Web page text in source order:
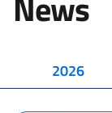
2026